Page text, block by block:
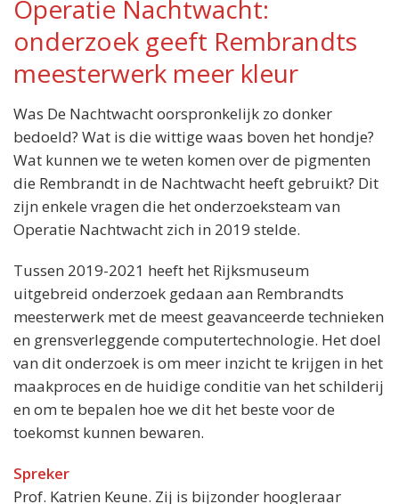
Locatie:
Scheltema, Marktsteeg 1, Leiden
Dinsdag 16 september van 19.40 tot 22.00
uur
Entree:
gratis
Operatie Nachtwacht:
onderzoek geeft Rembrandts
meesterwerk meer kleur
Was De Nachtwacht oorspronkelijk zo donker
bedoeld? Wat is die wittige waas boven het hondje?
Wat kunnen we te weten komen over de pigmenten
die Rembrandt in de Nachtwacht heeft gebruikt? Dit
zijn enkele vragen die het onderzoeksteam van
Operatie Nachtwacht zich in 2019 stelde.
Tussen 2019-2021 heeft het Rijksmuseum
uitgebreid onderzoek gedaan aan Rembrandts
meesterwerk met de meest geavanceerde technieken
en grensverleggende computertechnologie. Het doel
van dit onderzoek is om meer inzicht te krijgen in het
maakproces en de huidige conditie van het schilderij
en om te bepalen hoe we dit het beste voor de
toekomst kunnen bewaren.
Spreker
Prof. Katrien Keune. Zij is bijzonder hoogleraar